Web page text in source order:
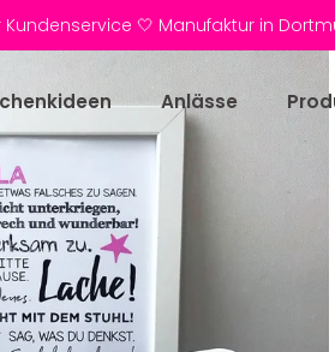
Kundenservice 🤍 Manufaktur in
Anlässe